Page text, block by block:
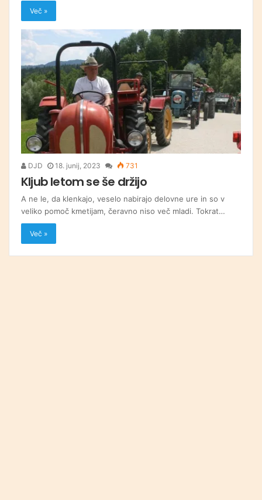
Več »
DJD 18. junij, 2023 731
Kljub letom se še držijo
A ne le, da klenkajo, veselo nabirajo delovne ure in so v
veliko pomoč kmetijam, čeravno niso več mladi. Tokrat…
Več »